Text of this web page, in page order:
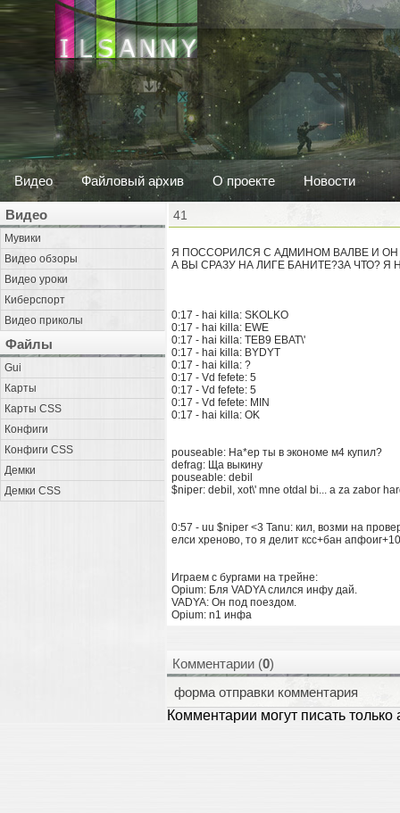
Видео Файловый архив О проекте Новости
Видео
Мувики
Видео обзоры
Видео уроки
Киберспорт
Видео приколы
Файлы
Gui
Карты
Карты CSS
Конфиги
Конфиги CSS
Демки
Демки CSS
41
Я ПОССОРИЛСЯ С АДМИНОМ ВАЛВЕ И
А ВЫ СРАЗУ НА ЛИГЕ БАНИТЕ?ЗА ЧТО? Я
0:17 - hai killa: SKOLKO
0:17 - hai killa: EWE
0:17 - hai killa: TEB9 EBAT\'
0:17 - hai killa: BYDYT
0:17 - hai killa: ?
0:17 - Vd fefete: 5
0:17 - Vd fefete: 5
0:17 - Vd fefete: MIN
0:17 - hai killa: OK
pouseable: На*ер ты в экономе м4 купил?
defrag: Ща выкину
pouseable: debil
$niper: debil, xot\' mne otdal bi... a za zabor
0:57 - uu $niper <3 Tanu: кил, возми на
елси хреново, то я делит ксс+бан
Играем с бургами на трейне:
Opium: Бля VADYA слился инфу дай.
VADYA: Он под поездом.
Opium: n1 инфа
Комментарии (0)
форма отправки комментария
Комментарии могут писать